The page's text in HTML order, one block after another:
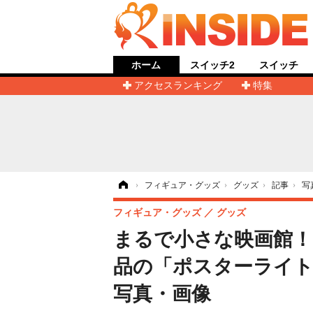
ホーム
アクセスランキング
特集
スイッチ2 スイッチ
› フィギュア・グッズ › グッズ › 記事 › 写
まるで小さな映画館
品の「ポスターライ
写真・画像
フィギュア・グッズ グッズ